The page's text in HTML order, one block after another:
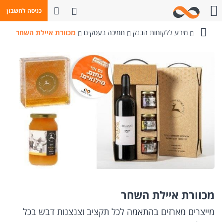
כניסה לחשבון
פתח חיפושחייגו אלינו
מידע ללקוחות הבנק תמיכה בעסקים מכוורת איילת השחר
מכוורת איילת השחר
מייצרים מארזים בהתאמה לכל תקציב וצנצנות דבש בכל